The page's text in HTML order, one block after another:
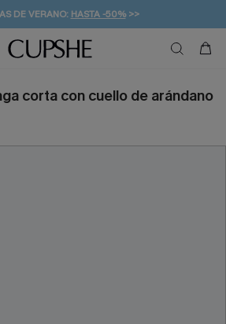
DE VERANO:-10% EN 2 VESTIDOS
& GANAR -10% EXTRA!
A PARTIR DE 49 € >>
corta con cuello de arándano